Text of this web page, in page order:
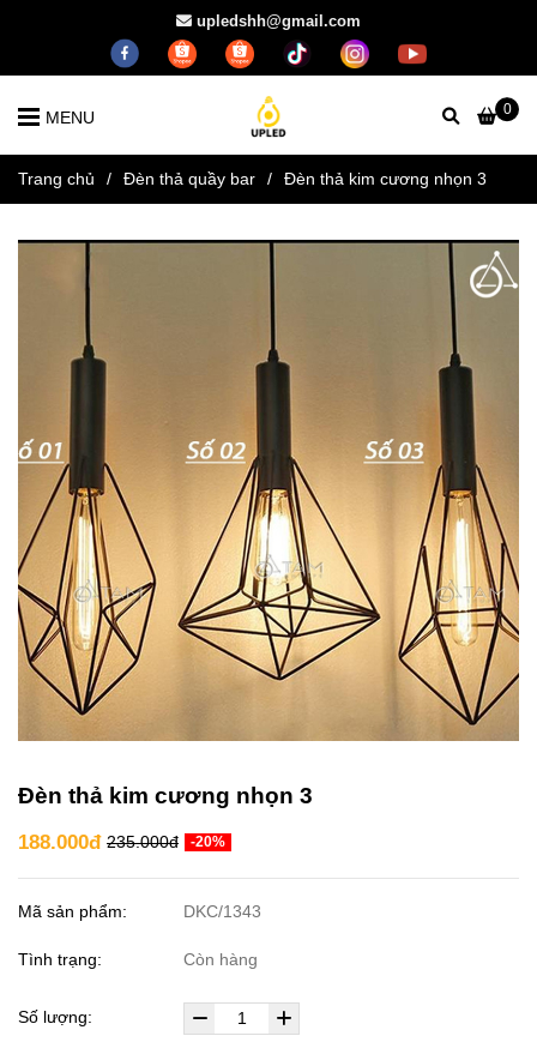
upledshh@gmail.com
0
MENU
Trang chủ / Đèn thả quầy bar / Đèn thả kim cương nhọn 3
Đèn thả kim cương nhọn 3
188.000đ 235.000đ -20%
Mã sản phẩm: DKC/1343
Tình trạng: Còn hàng
Số lượng: